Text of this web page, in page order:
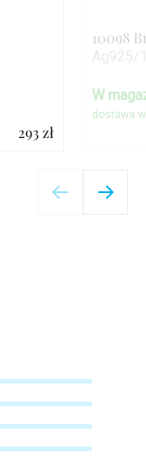
293 zł
10098
W